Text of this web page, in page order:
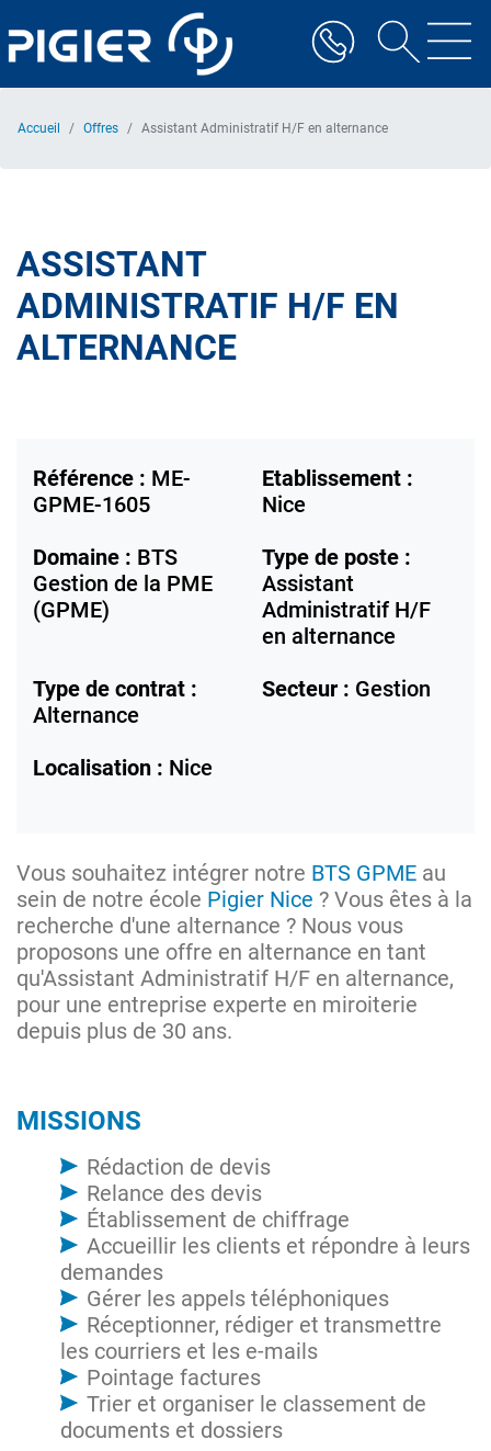
au
contenu
Accueil Offres Assistant Administratif H/F en alternance
ASSISTANT
ADMINISTRATIF H/F EN
ALTERNANCE
Référence : ME-
GPME-1605
Etablissement :
Nice
Domaine : BTS
Gestion de la PME
(GPME)
Type de poste :
Assistant
Administratif H/F
en alternance
Type de contrat :
Alternance
Secteur : Gestion
Localisation : Nice
Vous souhaitez intégrer notre BTS GPME au
sein de notre école Pigier Nice ? Vous êtes à la
recherche d'une alternance ? Nous vous
proposons une offre en alternance en tant
qu'Assistant Administratif H/F en alternance,
pour une entreprise experte en miroiterie
depuis plus de 30 ans.
MISSIONS
Rédaction de devis
Relance des devis
Établissement de chiffrage
Accueillir les clients et répondre à leurs
demandes
Gérer les appels téléphoniques
Réceptionner, rédiger et transmettre
les courriers et les e-mails
Pointage factures
Trier et organiser le classement de
documents et dossiers